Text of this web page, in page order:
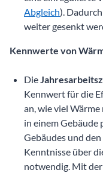
Abgleich).
weiter gesenkt
Kennwerte von
Die
Kennwert für die
an, wie viel
in einem
Gebäudes und
Kenntnisse über
notwendig. Mit